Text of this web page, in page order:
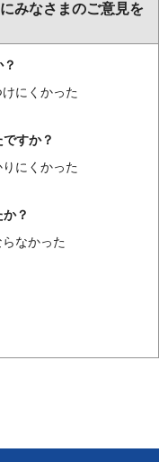
みなさまのご意見を
にくかった
すか？
にくかった
？
なかった